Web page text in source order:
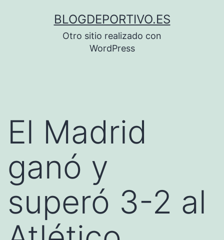
BLOGDEPORTIVO.ES
Otro sitio realizado con
WordPress
El Madrid
ganó y
superó 3-2 al